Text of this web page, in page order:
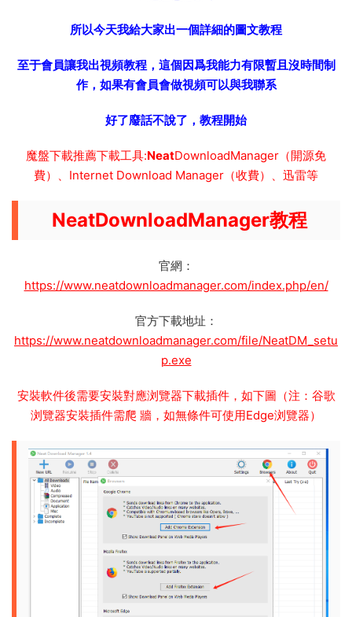
所以今天我給大家出一個詳細的圖文教程
至于會員讓我出視頻教程，這個因爲我能力有限暫且沒時間制
作，如果有會員會做視頻可以與我聯系
好了廢話不說了，教程開始
魔盤下載推薦下載工具:NeatDownloadManager（開源免
費）、Internet Download Manager（收費）、迅雷等
NeatDownloadManager教程
官網：
https://www.neatdownloadmanager.com/index.php/en/
官方下載地址：
https://www.neatdownloadmanager.com/file/NeatDM_setu
p.exe
安裝軟件後需要安裝對應浏覽器下載插件，如下圖（注：谷歌
浏覽器安裝插件需爬 牆，如無條件可使用Edge浏覽器）